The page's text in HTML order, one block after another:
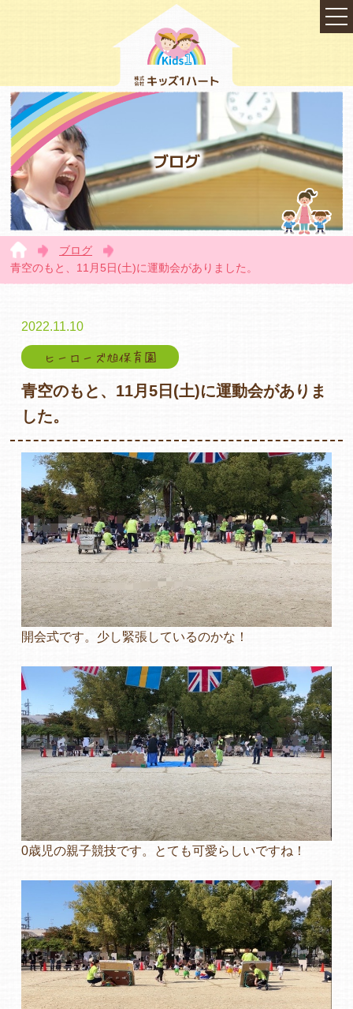
TOP
入園・見学の問い合わせ
在園児保護者の方へ
よくあるご質問
ヒーローズ保育園
ヒーローズきっず園田
ヒーローズ旭保育園
キッズ１ハート旭保育所
園の様子
ブログ
ブログ
青空のもと、11月5日(土)に運動会がありました。
2022.11.10
ヒーローズ旭保育園
青空のもと、11月5日(土)に運動会がありま
した。
開会式です。少し緊張しているのかな！
0歳児の親子競技です。とても可愛らしいですね！